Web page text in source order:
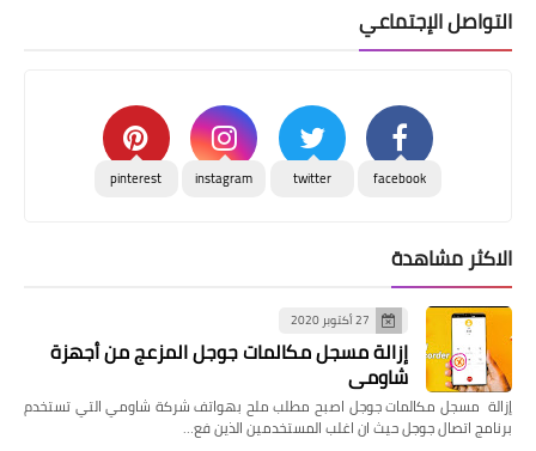
التواصل الإجتماعي
facebook
twitter
instagram
pinterest
الاكثر مشاهدة
27 أكتوبر 2020
إزالة مسجل مكالمات جوجل المزعج من أجهزة
شاومي
إزالة مسجل مكالمات جوجل اصبح مطلب ملح بهواتف شركة شاومي التي تستخدم
برنامج اتصال جوجل حيث ان اغلب المستخدمين الذين فع…